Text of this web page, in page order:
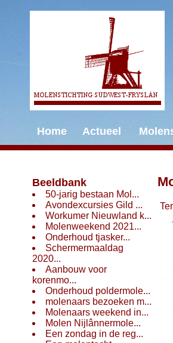
Home Actueel
Beeldbank
50-jarig bestaan Mol...
Avondexcursies Gild ...
Workumer Nieuwland k...
Molenweekend 2021...
Onderhoud tjasker...
Schermermaaldag
2020...
Aanbouw voor
korenmo...
Onderhoud poldermole...
molenaars bezoeken m...
Molenaars weekend in...
Molen Nijlânnermole...
Een zondag in de reg...